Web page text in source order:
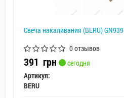
Свеча накаливания (BERU) GN939
0 отзывов
391 грн
сегодня
Артикул:
BERU